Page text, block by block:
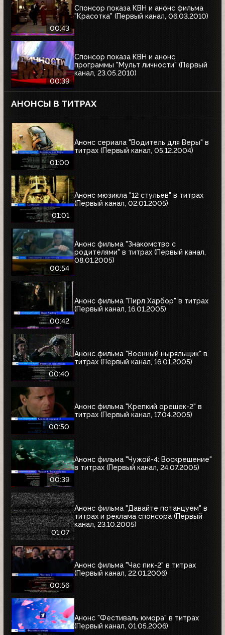
00:43
Спонсор показа КВН и анонс фильма
"Красотка" (Первый канал, 06.03.2010)
00:39
Спонсор показа КВН и анонс
программы "Мульт личности" (Первый
канал, 23.05.2010)
АНОНСЫ В ТИТРАХ
01:00
Анонс сериала "Водитель для Веры" в
титрах (Первый канал, 05.12.2004)
01:01
Анонс мюзикла "12 стульев" в титрах
(Первый канал, 02.01.2005)
00:54
Анонс фильма "Знакомство с
родителями" в титрах (Первый канал,
08.01.2005)
00:42
Анонс фильма "Пирл Харбор" в титрах
(Первый канал, 16.01.2005)
00:40
Анонс фильма "Военный ныряльщик" в
титрах (Первый канал, 16.01.2005)
00:50
Анонс фильма "Крепкий орешек-2" в
титрах (Первый канал, 17.04.2005)
00:39
Анонс фильма "Чужой-4: Воскрешение"
в титрах (Первый канал, 24.07.2005)
01:07
Анонс фильма "Давайте потанцуем" в
титрах и реклама спонсора (Первый
канал, 23.10.2005)
00:56
Анонс фильма "Час пик-2" в титрах
(Первый канал, 22.01.2006)
Анонс "Фестиваль юмора" в титрах
(Первый канал, 01.05.2006)